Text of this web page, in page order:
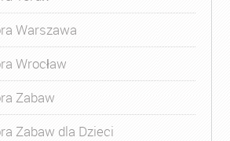
Warszawa
Wrocław
Zabaw
Zabaw dla Dzieci